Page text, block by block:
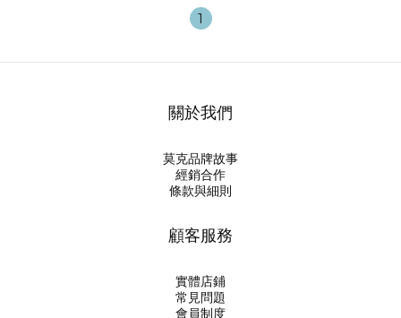
1
關於我們
莫克品牌故事
經銷合作
條款與細則
顧客服務
實體店鋪
常見問題
會員制度